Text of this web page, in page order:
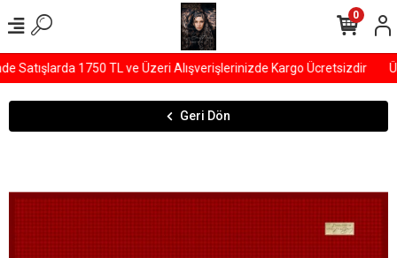
1750 TL ve Üzeri Alışverişlerinizde Kargo Ücretsizdir
0
Geri Dön